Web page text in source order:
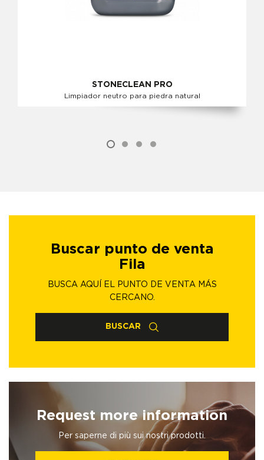
STONECLEAN PRO
Limpiador neutro para piedra natural
Buscar punto de venta
Fila
BUSCA AQUÍ EL PUNTO DE VENTA MÁS
CERCANO.
BUSCAR
Request more information
Per saperne di più sui nostri prodotti.